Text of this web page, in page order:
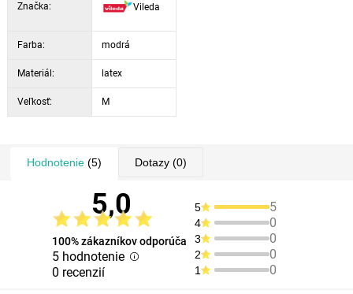
Značka: Vileda
Farba: modrá
Materiál: latex
Veľkosť: M
Hodnotenie(5) Dotazy(0)
5,0
100% zákazníkov odporúča
5 hodnotenie
0 recenzií
5 5
4 0
3 0
2 0
1 0